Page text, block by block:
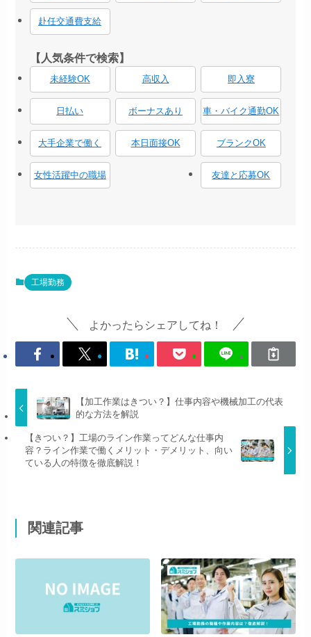
赴任交通費支給
【人気条件で検索】
未経験OK 高収入 即入寮
日払い ボーナスあり 車・バイク通勤OK
大手企業で働く 本日面接OK ブランクOK
女性活躍中の職場 友達と応募OK
工場勤務
よかったらシェアしてね！
【加工作業はきつい？】仕事内容や機械加工の代表
的な方法を解説
【きつい？】工場のライン作業ってどんな仕事内
容？ライン作業で働くメリット・デメリット、向い
ている人の特徴を徹底解説！
関連記事